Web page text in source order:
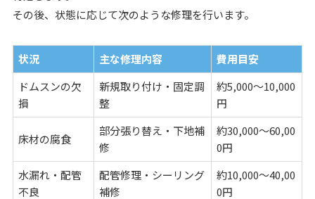
その後、状態に応じて次のような修理を行います。
状況 主な修理内容
費用目安
ドムスンの欠
損
新規取り付け・固定調
整
約5,000〜10,000
円
床材の腐食
部分張り替え・下地補
修
約30,000〜60,00
0円
水漏れ・配管
不良
配管修理・シーリング
補修
約10,000〜40,00
0円